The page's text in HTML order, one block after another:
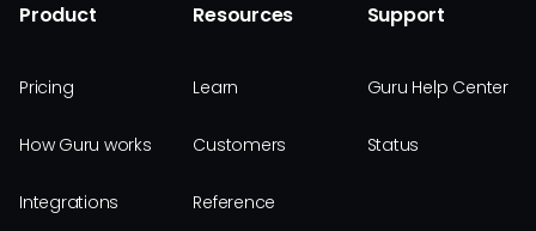
Product
Pricing
How Guru works
Integrations
Resources
Learn
Customers
Reference
Support
Guru Help Center
Status